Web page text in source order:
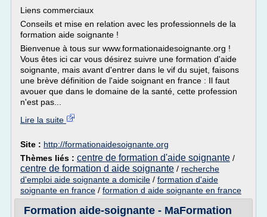
Liens commerciaux
Conseils et mise en relation avec les professionnels de la
formation aide soignante !
Bienvenue à tous sur www.formationaidesoignante.org !
Vous êtes ici car vous désirez suivre une formation d'aide
soignante, mais avant d'entrer dans le vif du sujet, faisons
une brève définition de l'aide soignant en france : Il faut
avouer que dans le domaine de la santé, cette profession
n'est pas...
Lire la suite
Site : http://formationaidesoignante.org
Thèmes liés : centre de formation d'aide soignante /
centre de formation d aide soignante / recherche
d'emploi aide soignante a domicile / formation d'aide
soignante en france / formation d aide soignante en france
Formation aide-soignante - MaFormation